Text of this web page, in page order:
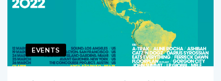
EVENTS